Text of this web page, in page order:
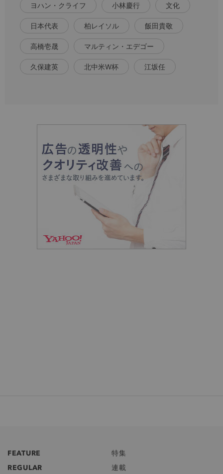
ヨハン・クライフ 小林慶行 文化
日本代表 柏レイソル 飯田貴敬
高橋壱晟 マルティン・エデゴー
久保建英 北中米W杯 江坂任
FEATURE
特集
REGULAR
連載